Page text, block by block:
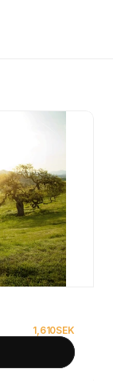
1,610SEK